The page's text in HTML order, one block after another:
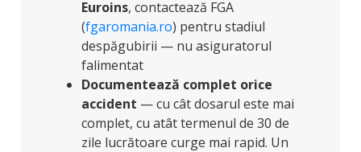
Euroins, contactează FGA
(fgaromania.ro) pentru stadiul
despăgubirii — nu asiguratorul
falimentat
Documentează complet orice
accident — cu cât dosarul este mai
complet, cu atât termenul de 30 de
zile lucrătoare curge mai rapid. Un